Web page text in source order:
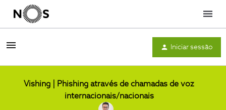
Menu
Iniciar sessão
Vishing | Phishing através de chamadas de voz
internacionais/nacionais